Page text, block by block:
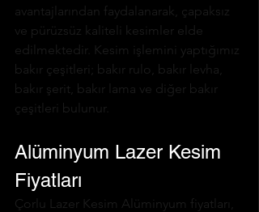
avantajlarından faydalanarak, çapaksız
ve pürüzsüz kaliteli kesimler elde
edilmektedir. Kesim işlemini yaptığımız
bakır çeşitleri; bakır rulo, bakır levha,
bakır şerit, bakır lama ve diğer bakır
çeşitleri bulunur.
Alüminyum Lazer Kesim
Fiyatları
Çorlu Lazer Kesim Alüminyum fiyatları,